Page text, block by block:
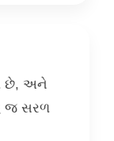
છે, અને
જ સરળ